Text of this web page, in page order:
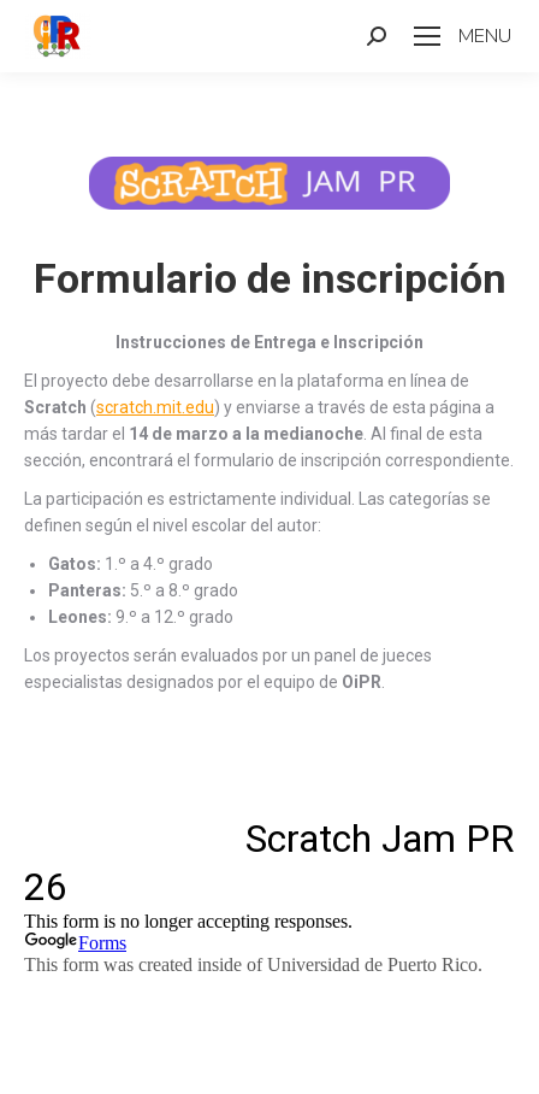
MENU
Search:
Formulario de inscripción
Instrucciones de Entrega e Inscripción
El proyecto debe desarrollarse en la plataforma en línea de
Scratch (scratch.mit.edu) y enviarse a través de esta página a
más tardar el 14 de marzo a la medianoche . Al final de esta
sección, encontrará el formulario de inscripción correspondiente.
La participación es estrictamente individual. Las categorías se
definen según el nivel escolar del autor:
Gatos: 1.º a 4.º grado
Panteras: 5.º a 8.º grado
Leones: 9.º a 12.º grado
Los proyectos serán evaluados por un panel de jueces
especialistas designados por el equipo de OiPR